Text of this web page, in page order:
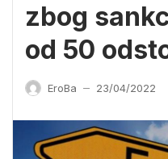
zbog
od 50
EroBa — 23/04/2022